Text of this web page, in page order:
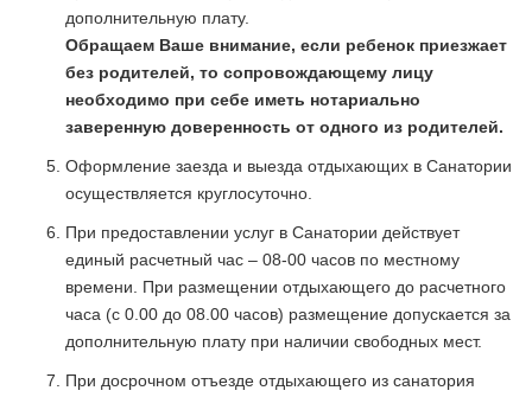
дополнительную плату.
Обращаем Ваше внимание, если ребенок приезжает
без родителей, то сопровождающему лицу
необходимо при себе иметь нотариально
заверенную доверенность от одного из родителей.
Оформление заезда и выезда отдыхающих в Санатории
осуществляется круглосуточно.
При предоставлении услуг в Санатории действует
единый расчетный час – 08-00 часов по местному
времени. При размещении отдыхающего до расчетного
часа (с 0.00 до 08.00 часов) размещение допускается за
дополнительную плату при наличии свободных мест.
При досрочном отъезде отдыхающего из санатория